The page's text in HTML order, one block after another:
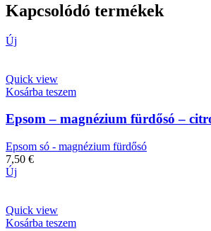
Kapcsolódó termékek
Új
Quick view
Kosárba teszem
Epsom – magnézium fürdősó –
Epsom só - magnézium fürdősó
7,50 €
Új
Quick view
Kosárba teszem